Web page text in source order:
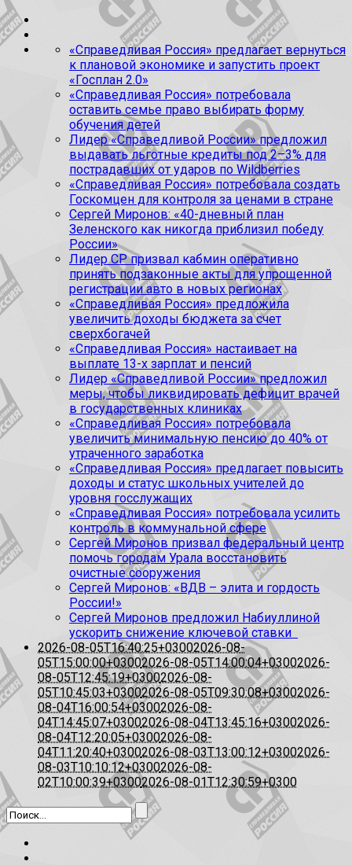
«Справедливая Россия» предлагает вернуться
к плановой экономике и запустить проект
«Госплан 2.0»
«Справедливая Россия» потребовала
оставить семье право выбирать форму
обучения детей
Лидер «Справедливой России» предложил
выдавать льготные кредиты под 2–3% для
пострадавших от ударов по Wildberries
«Справедливая Россия» потребовала создать
Госкомцен для контроля за ценами в стране
Сергей Миронов: «40-дневный план
Зеленского как никогда приблизил победу
России»
Лидер СР призвал кабмин оперативно
принять подзаконные акты для упрощенной
регистрации авто в новых регионах
«Справедливая Россия» предложила
увеличить доходы бюджета за счет
сверхбогачей
«Справедливая Россия» настаивает на
выплате 13-х зарплат и пенсий
Лидер «Справедливой России» предложил
меры, чтобы ликвидировать дефицит врачей
в государственных клиниках
«Справедливая Россия» потребовала
увеличить минимальную пенсию до 40% от
утраченного заработка
«Справедливая Россия» предлагает повысить
доходы и статус школьных учителей до
уровня госслужащих
«Справедливая Россия» потребовала усилить
контроль в коммунальной сфере
Сергей Миронов призвал федеральный центр
помочь городам Урала восстановить
очистные сооружения
Сергей Миронов: «ВДВ – элита и гордость
России!»
Сергей Миронов предложил Набиуллиной
ускорить снижение ключевой ставки
2026-08-05T16:40:25+03002026-08-
05T15:00:00+03002026-08-05T14:00:04+03002026-
08-05T12:45:19+03002026-08-
05T10:45:03+03002026-08-05T09:30:08+03002026-
08-04T16:00:54+03002026-08-
04T14:45:07+03002026-08-04T13:45:16+03002026-
08-04T12:20:05+03002026-08-
04T11:20:40+03002026-08-03T13:00:12+03002026-
08-03T10:10:12+03002026-08-
02T10:00:39+03002026-08-01T12:30:59+0300